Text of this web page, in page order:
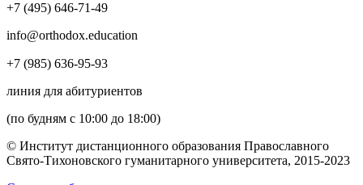
+7 (495) 646-71-49
info@orthodox.education
+7 (985) 636-95-93
линия для абитуриентов
(по будням с 10:00 до 18:00)
© Институт дистанционного образования Православного
Свято-Тихоновского гуманитарного университета, 2015-2023